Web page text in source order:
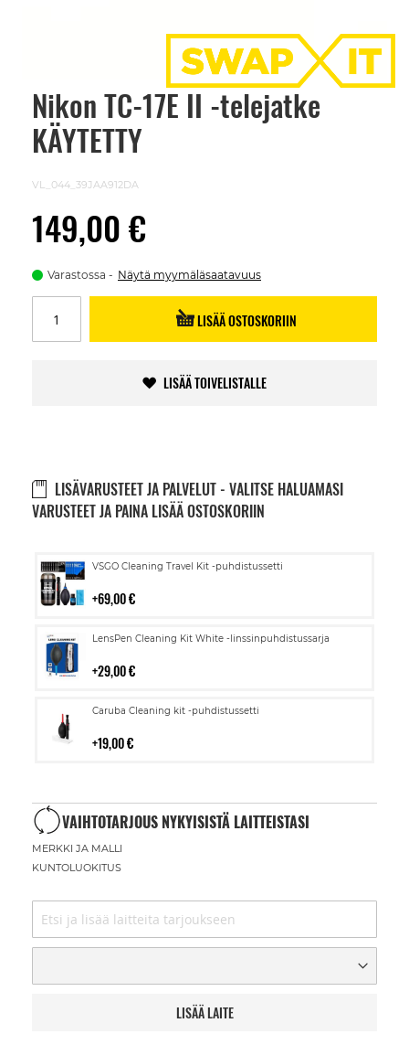
Nikon TC-17E II -telejatke
KÄYTETTY
VL_044_39JAA912DA
149,00 €
Varastossa Näytä myymäläsaatavuus
LISÄÄ OSTOSKORIIN
LISÄÄ TOIVELISTALLE
LISÄVARUSTEET JA PALVELUT - VALITSE HALUAMASI
VARUSTEET JA PAINA LISÄÄ OSTOSKORIIN
VSGO Cleaning Travel Kit -puhdistussetti
69,00 €
Lisää
LensPen Cleaning Kit White -linssinpuhdistussarja
29,00 €
Lisää
Caruba Cleaning kit -puhdistussetti
19,00 €
Lisää
VAIHTOTARJOUS NYKYISISTÄ LAITTEISTASI
MERKKI JA MALLI
KUNTOLUOKITUS
LISÄÄ LAITE
Skip
beginning
images